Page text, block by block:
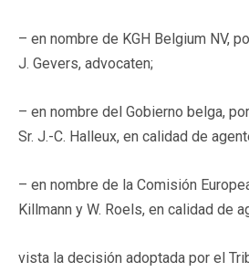
– en nombre de KGH Belgium NV,
J. Gevers, advocaten;
– en nombre del Gobierno belga,
Sr. J.-C. Halleux, en calidad de
– en nombre de la Comisión
Killmann y W. Roels, en calidad de
vista la decisión adoptada por el